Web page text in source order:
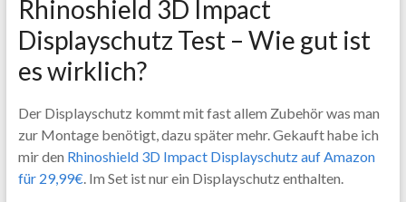
Rhinoshield 3D Impact
Displayschutz Test – Wie gut ist
es wirklich?
Der Displayschutz kommt mit fast allem Zubehör was man
zur Montage benötigt, dazu später mehr. Gekauft habe ich
mir den Rhinoshield 3D Impact Displayschutz auf Amazon
für 29,99€. Im Set ist nur ein Displayschutz enthalten.